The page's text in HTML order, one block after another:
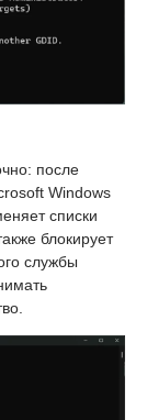
после
Windows
списки
блокирует
службы